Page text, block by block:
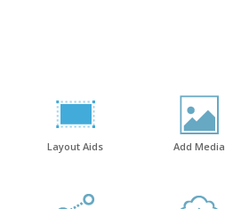
Layout Aids Add Media